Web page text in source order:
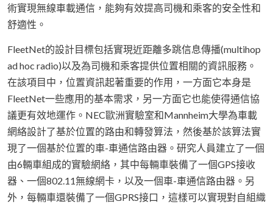
術實現無線車載通信，能夠有效提高司機和乘客的安全性和
舒適性。
FleetNet的設計目標包括實現近距離多跳信息傳播(multihop
ad hoc radio)以及為司機和乘客提供位置相關的資訊服務。
在該項目中，位置資訊起著重要的作用，一方面它本身是
FleetNet一些應用的基本需求，另一方面它也能使得通信協
議更有效地運作。NEC歐洲實驗室和Mannheim大學為車載
網絡設計了基於位置的路由和轉發算法，然後基於該算法實
現了一個基於位置的車-車通信路由器。研究人員建立了一個
由6輛車組成的實驗網絡，其中每輛車裝備了一個GPS接收
器、一個802.11無線網卡，以及一個車-車通信路由器。另
外，每輛車還裝備了一個GPRS接口，這樣可以實現對自組織